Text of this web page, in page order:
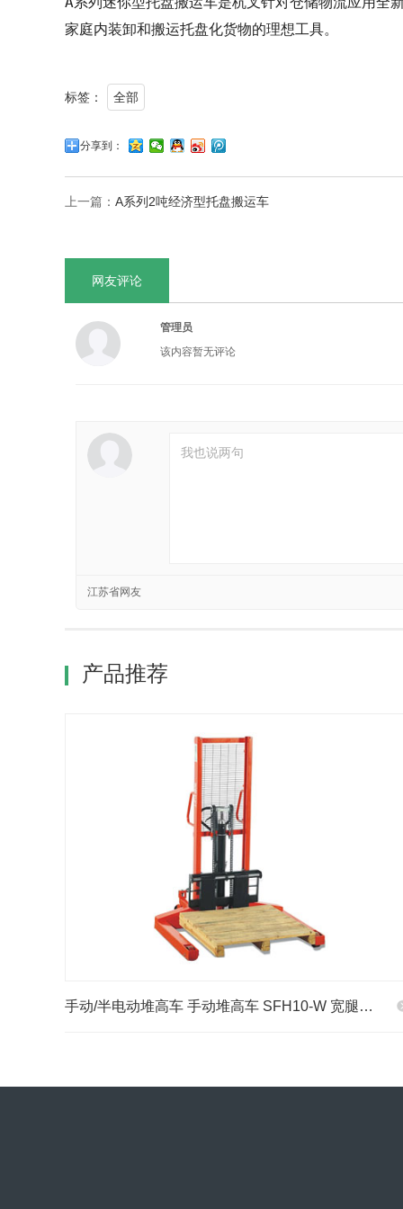
家庭内装卸和搬运托盘化货物的理想工具。
标签： 全部
分享到：
上一篇： A系列2吨经济型托盘搬运车
网友评论
管理员
该内容暂无评论
江苏省网友
产品推荐
手动/半电动堆高车 手动堆高车 SFH10-W 宽腿…